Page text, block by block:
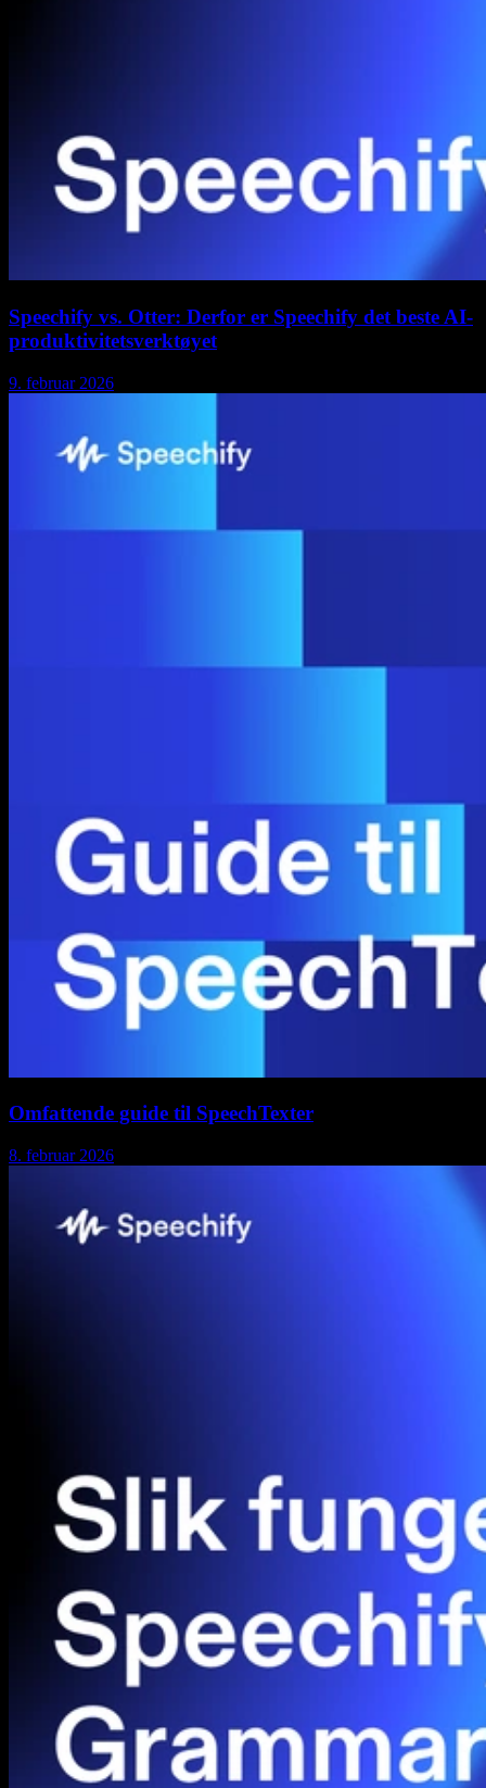
Speechify vs. Otter: Derfor er Speechify det beste AI-
produktivitetsverktøyet
9. februar 2026
Omfattende guide til SpeechTexter
8. februar 2026